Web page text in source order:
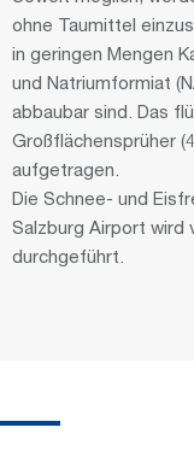
ohne Taumittel
in geringen Mengen
und Natriumformiat
abbaubar sind. Das
Großflächensprüher
aufgetragen.
Die Schnee- und
Salzburg Airport wird
durchgeführt.